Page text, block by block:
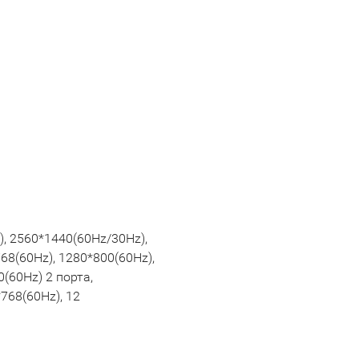
2560*1440(60Hz/30Hz),
1280*800(60Hz),
2 порта,
12